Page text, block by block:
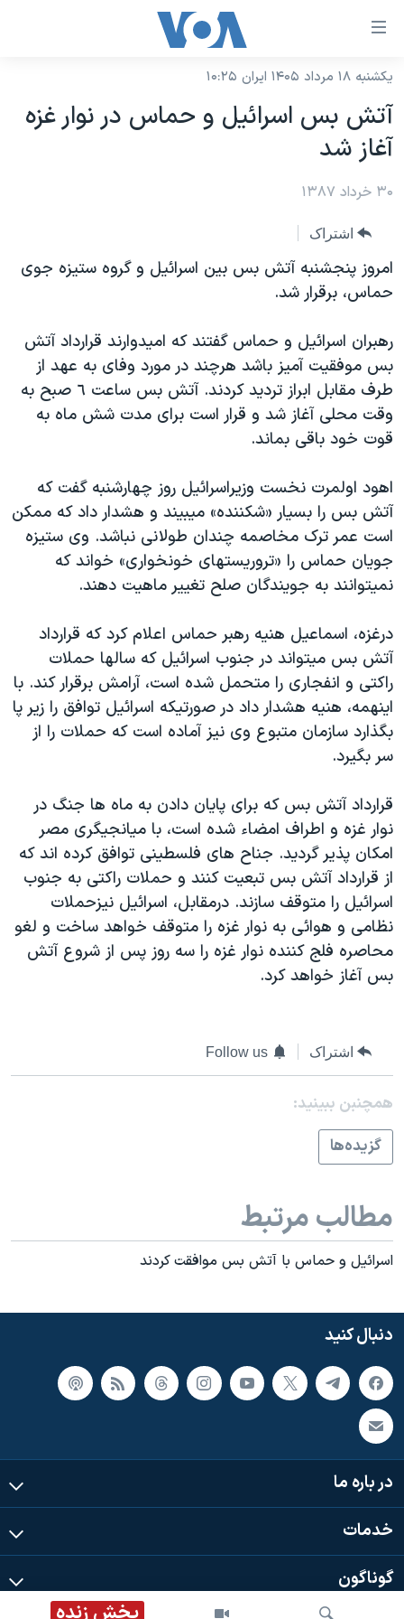
لینکهای
دسترسی
جهش
به
محتوای
اصلی
صفحه
اصلی
جهش
جستجو
نسخه سبک وب‌سایت
موضوع ها
ایران
آمریکا
ورزشی
ویژه برنامه‌ها
ویدیوها
فرهنگ و زندگی
اقتصادی
علم و فناوری
اسرائیل در جنگ
گالری عکس
برنامه های تلویزیونی
جدول برنامه ها
صفحه‌های ویژه
جام جهانی ۲۰۲۶
بایگانی برنامه‌های تلویزیونی
مستندها
حمله جمهوری اسلامی به اسرائیل
رمز مهسا
ورزش زنان در ایران
اعتراضات زن، زندگی، آزادی
تریبونال مردمی آبان ۹۸
دادگاه حمید نوری
چهل سال گروگان‌گیری
قانون شفافیت دارائی کادر رهبری ایران
اسرائیل در جنگ
نرگس محمدی برنده جایزه نوبل صلح
همایش محافظه‌کاران آمریکا «سی‌پک»
صفحه‌های ویژه
سفر پرزیدنت ترامپ به چین
فرکانس‌های صدای آمریکا
یادگیری زبان انگلیسی
دنبال کنید
زبانهای مختلف
یکشنبه ۱۸ مرداد ۱۴۰۵ ایران ۱۰:۲۵
آتش بس اسرائيل و حماس در نوار غزه
آغاز شد
۳۰ خرداد ۱۳۸۷
اشتراک
امروز پنجشنبه آتش بس بين اسرائيل و گروه ستيزه جوی
حماس، برقرار شد.
رهبران اسرائيل و حماس گفتند که اميدوارند قرارداد آتش
بس موفقيت آميز باشد هرچند در مورد وفای به عهد از
طرف مقابل ابراز ترديد کردند. آتش بس ساعت ٦ صبح به
وقت محلی آغاز شد و قرار است برای مدت شش ماه به
قوت خود باقی بماند.
اهود اولمرت نخست وزيراسرائيل روز چهارشنبه گفت که
آتش بس را بسيار «شکننده» ميبيند و هشدار داد که ممکن
است عمر ترک مخاصمه چندان طولانی نباشد. وی ستيزه
جويان حماس را «تروريستهای خونخواری» خواند که
نميتوانند به جويندگان صلح تغيير ماهيت دهند.
درغزه، اسماعيل هنيه رهبر حماس اعلام کرد که قرارداد
آتش بس ميتواند در جنوب اسرائيل که سالها حملات
راکتی و انفجاری را متحمل شده است، آرامش برقرار کند. با
اينهمه، هنيه هشدار داد در صورتيکه اسرائيل توافق را زير پا
بگذارد سازمان متبوع وی نيز آماده است که حملات را از
سر بگيرد.
قرارداد آتش بس که برای پايان دادن به ماه ها جنگ در
نوار غزه و اطراف امضاء شده است، با ميانجيگری مصر
امکان پذير گرديد. جناح های فلسطينی توافق کرده اند که
از قرارداد آتش بس تبعيت کنند و حملات راکتی به جنوب
اسرائيل را متوقف سازند. درمقابل، اسرائيل نيزحملات
نظامی و هوائی به نوار غزه را متوقف خواهد ساخت و لغو
محاصره فلج کننده نوار غزه را سه روز پس از شروع آتش
بس آغاز خواهد کرد.
اشتراک Follow us
همچنبن ببینید:
گزيده‌ها
مطالب مرتبط
اسرائيل و حماس با آتش بس موافقت کردند
دنبال کنید
در باره ما
خدمات
گوناگون